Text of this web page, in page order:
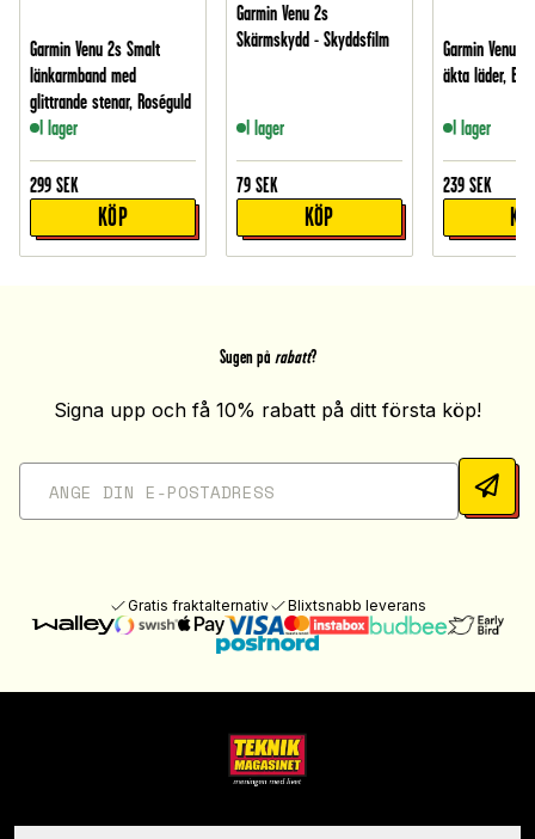
Garmin Venu 2s Smalt
länkarmband med
glittrande stenar, Roséguld
I lager
299 SEK
KÖP
Garmin Venu 2s
Skärmskydd - Skyddsfilm
I lager
79 SEK
KÖP
Garmin Venu
äkta läder,
I lager
239 SEK
Sugen på rabatt?
Signa upp och få 10% rabatt på ditt första köp!
Gratis fraktalternativ Blixtsnabb leverans